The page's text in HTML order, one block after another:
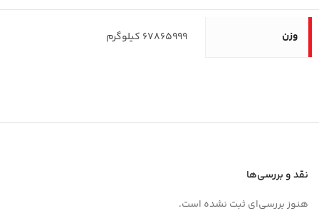
وزن 67865999 کیلوگرم
نقد و بررسی‌ها
هنوز بررسی‌ای ثبت نشده است.